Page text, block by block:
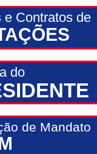
e Contratos de
do
de Mandato